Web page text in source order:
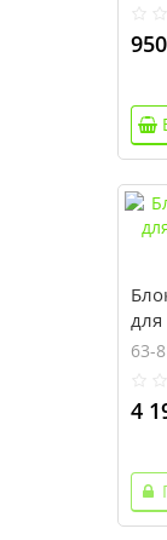
950
63-
4